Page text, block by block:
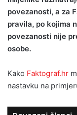
povezanosti, a za
pravila, po kojima
povezanosti nije
osobe.
Kako Faktograf.hr
nastavku na